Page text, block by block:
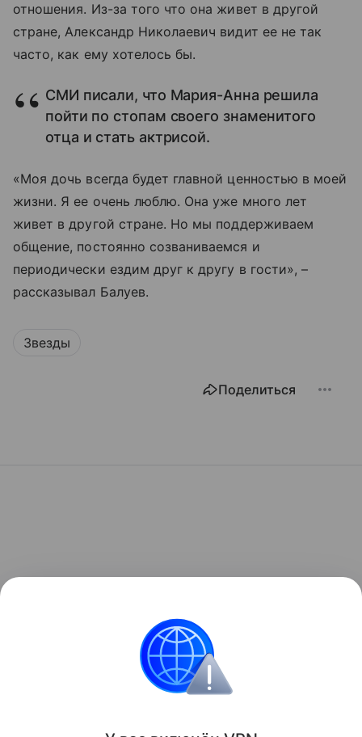
отношения. Из-за того что она живет в другой
стране, Александр Николаевич видит ее не так
часто, как ему хотелось бы.
СМИ писали, что Мария-Анна решила
пойти по стопам своего знаменитого
отца и стать актрисой.
«Моя дочь всегда будет главной ценностью в моей
жизни. Я ее очень люблю. Она уже много лет
живет в другой стране. Но мы поддерживаем
общение, постоянно созваниваемся и
периодически ездим друг к другу в гости», –
рассказывал Балуев.
Звезды
Поделиться